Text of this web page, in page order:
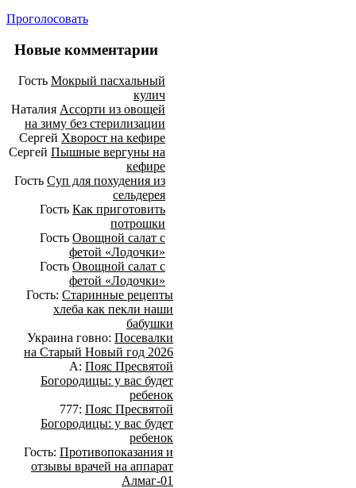
Проголосовать
Новые комментарии
Гость Мокрый пасхальный
кулич
Наталия Ассорти из овощей
на зиму без стерилизации
Сергей Хворост на кефире
Сергей Пышные вергуны на
кефире
Гость Суп для похудения из
сельдерея
Гость Как приготовить
потрошки
Гость Овощной салат с
фетой «Лодочки»
Гость Овощной салат с
фетой «Лодочки»
Гость: Старинные рецепты
хлеба как пекли наши
бабушки
Украина говно: Посевалки
на Старый Новый год 2026
А: Пояс Пресвятой
Богородицы: у вас будет
ребенок
777: Пояс Пресвятой
Богородицы: у вас будет
ребенок
Гость: Противопоказания и
отзывы врачей на аппарат
Алмаг-01